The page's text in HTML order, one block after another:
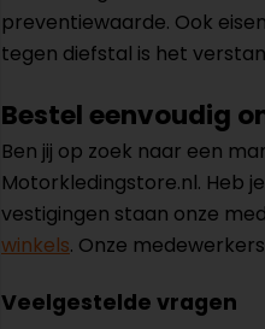
preventiewaarde. Ook
tegen diefstal is het
Bestel eenvoudig
Ben jij op zoek naar een
Motorkledingstore.nl. Heb
vestigingen staan onze
winkels. Onze
Veelgestelde vragen